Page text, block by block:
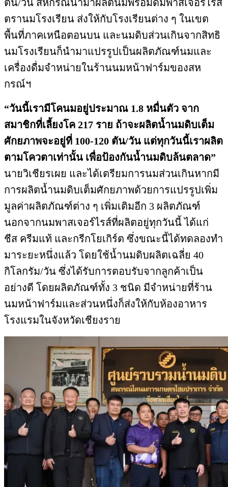
ตัน/วัน สหกรณ์นำมาผลิตนมพร้อมดื่มพาสเจอร์ไรส์
ตรานมโรงเรียน ส่งให้กับโรงเรียนต่าง ๆ ในเขต
พื้นที่ภาคเหนือตอนบน และนมดิบส่วนเกินจากสิทธิ
นมโรงเรียนก็นำมาแปรรูปเป็นผลิตภัณฑ์นมและ
เครื่องดื่มจำหน่ายในร้านนมหน้าฟาร์มของสห
กรณ์ฯ
“วันนี้เรามีโคนมอยู่ประมาณ 1.8 หมื่นตัว จาก
สมาชิกที่เลี้ยงโค 217 ราย ถ้าจะผลิตน้ำนมดิบเต็ม
ศักยภาพจะอยู่ที่ 100-120 ตัน/วัน แต่ทุกวันนี้เราผลิต
ตามโควตาเท่านั้น เพื่อป้องกันน้ำนมดิบล้นตลาด”
นายวิเชียรเผย และได้เตรียมการนมส่วนเกินหากมี
การผลิตน้ำนมดิบเต็มศักยภาพด้วยการแปรรูปเพิ่ม
มูลค่าผลิตภัณฑ์ต่าง ๆ เพิ่มเติมอีก 3 ผลิตภัณฑ์
นอกจากนมพาสเจอร์ไรส์ที่ผลิตอยู่ทุกวันนี้ ได้แก่
ชีส ครีมแท้ และกรีกโยเกิร์ต ซึ่งขณะนี้ได้ทดลองทำ
มาระยะหนึ่งแล้ว โดยใช้น้ำนมดิบผลิตเฉลี่ย 40
กิโลกรัม/วัน ซึ่งได้รับการตอบรับจากลูกค้าเป็น
อย่างดี โดยผลิตภัณฑ์ทั้ง 3 ชนิด มีจำหน่ายที่ร้าน
นมหน้าฟาร์มและส่วนหนึ่งก็ส่งให้กับห้องอาหาร
โรงแรมในจังหวัดเชียงราย